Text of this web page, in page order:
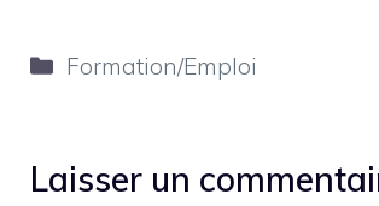
Catégories
Formation/Emploi
Laisser un